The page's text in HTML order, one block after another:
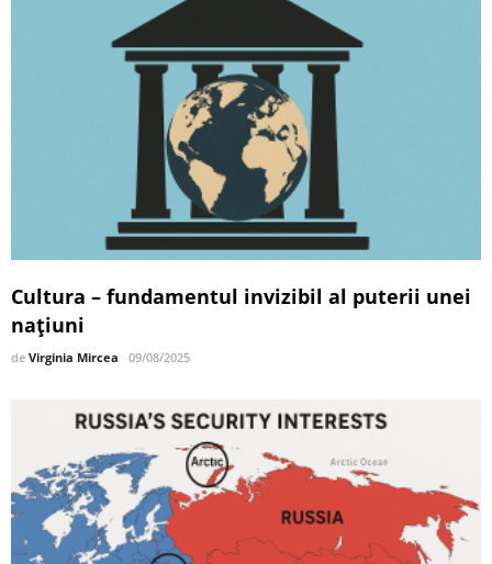
Cultura – fundamentul invizibil al puterii unei
națiuni
de Virginia Mircea 09/08/2025